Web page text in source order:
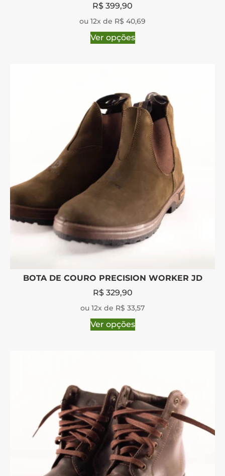
R$ 399,90
ou 12x de R$ 40,69
Ver opções
BOTA DE COURO PRECISION WORKER JD
R$329,90
ou 12x de R$ 33,57
Ver opções